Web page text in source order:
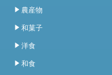
農産物
和菓子
洋食
和食